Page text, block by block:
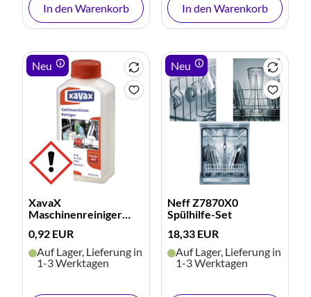
In den Warenkorb In den Warenkorb
XavaX
Maschinenreiniger
0,92 EUR
Auf Lager, Lieferung in
1-3 Werktagen
Neu
Neff Z7870X0
Spülhilfe-Set
18,33 EUR
Auf Lager, Lieferung in
1-3 Werktagen
Neu